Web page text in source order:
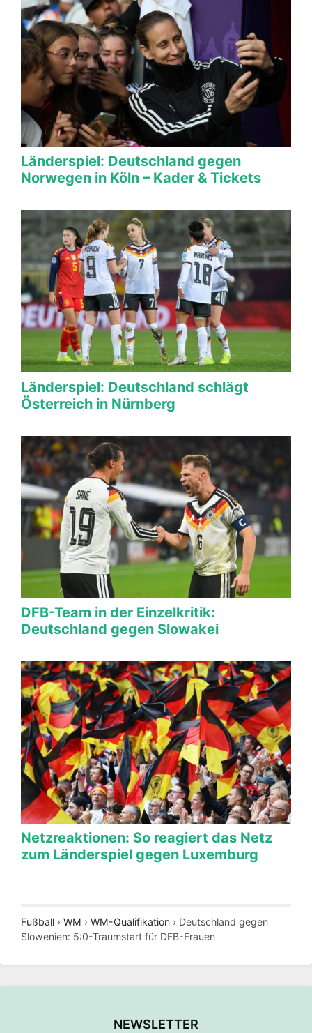
Länderspiel: Deutschland gegen
Norwegen in Köln – Kader & Tickets
Länderspiel: Deutschland schlägt
Österreich in Nürnberg
DFB-Team in der Einzelkritik:
Deutschland gegen Slowakei
Netzreaktionen: So reagiert das Netz
zum Länderspiel gegen Luxemburg
Fußball › WM › WM-Qualifikation › Deutschland gegen
Slowenien: 5:0-Traumstart für DFB-Frauen
NEWSLETTER